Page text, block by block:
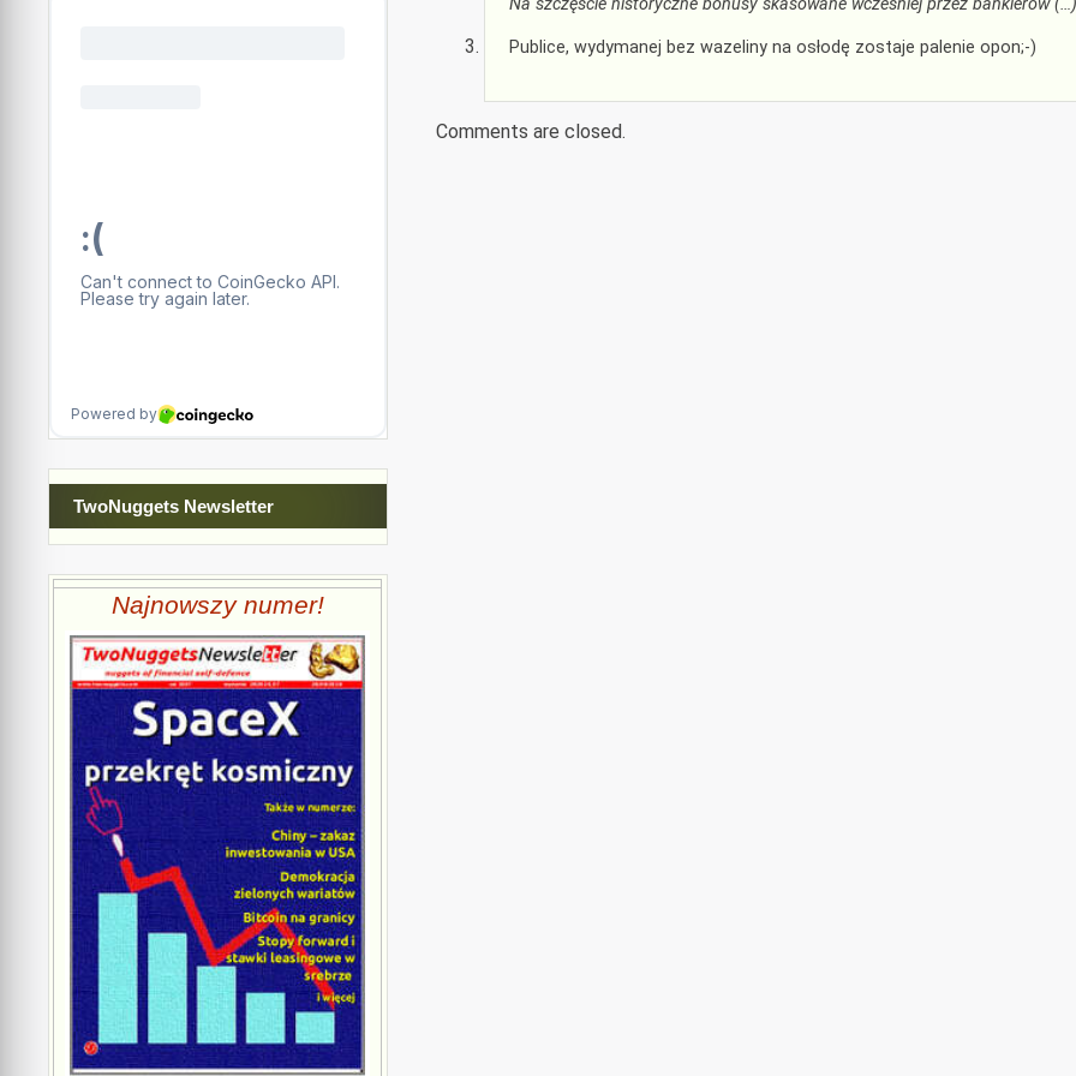
Na szczęście historyczne bonusy skasowane wcześniej przez bankierów
Publice, wydymanej bez wazeliny na osłodę zostaje palenie opon;-)
Comments are closed.
TwoNuggets Newsletter
Najnowszy numer!